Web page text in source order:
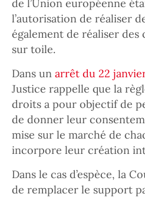
de l’Union européenne
l’autorisation de réaliser
également de réaliser
sur toile.
Dans un arrêt du 22
Justice rappelle que la
droits a pour objectif de
de donner leur
mise sur le marché de
incorpore leur création
Dans le cas d’espèce, la
de remplacer le support